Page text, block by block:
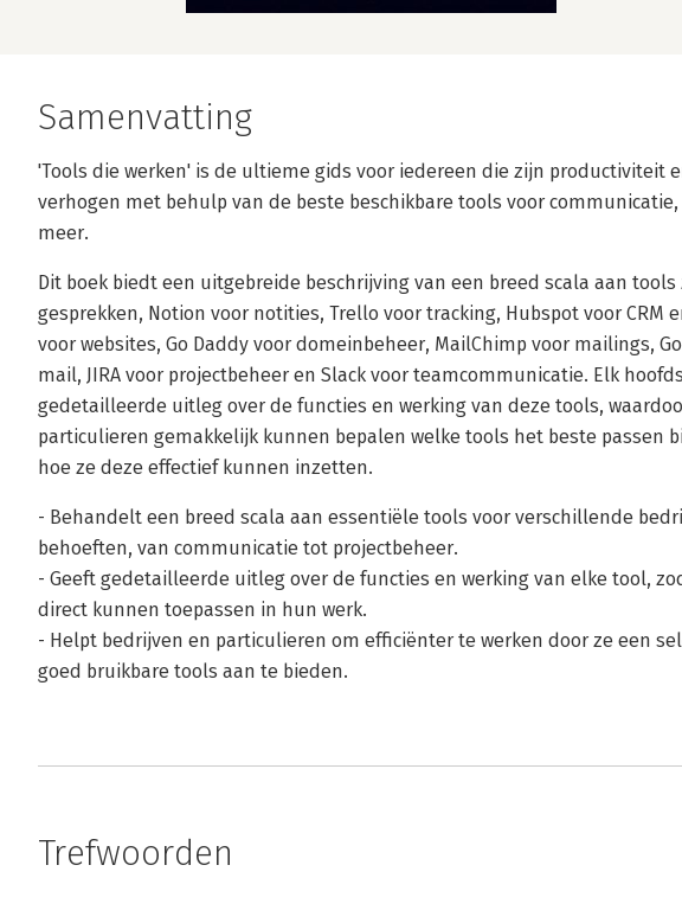
Samenvatting
'Tools die werken' is de ultieme gids voor iedereen die zijn productiviteit
verhogen met behulp van de beste beschikbare tools voor
meer.
Dit boek biedt een uitgebreide beschrijving van een breed scala aan tools
gesprekken, Notion voor notities, Trello voor tracking, Hubspot voor CRM
voor websites, Go Daddy voor domeinbeheer, MailChimp voor mailings,
mail, JIRA voor projectbeheer en Slack voor teamcommunicatie. Elk
gedetailleerde uitleg over de functies en werking van deze tools,
particulieren gemakkelijk kunnen bepalen welke tools het beste passen
hoe ze deze effectief kunnen inzetten.
- Behandelt een breed scala aan essentiële tools voor verschillende
behoeften, van communicatie tot projectbeheer.
- Geeft gedetailleerde uitleg over de functies en werking van elke tool,
direct kunnen toepassen in hun werk.
- Helpt bedrijven en particulieren om efficiënter te werken door ze een
goed bruikbare tools aan te bieden.
Trefwoorden